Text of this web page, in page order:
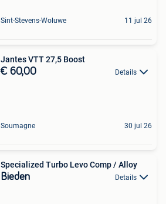
Sint-Stevens-Woluwe 11 jul 26
Jantes VTT 27,5 Boost
€ 60,00 Details
Soumagne 30 jul 26
Specialized Turbo Levo Comp / Alloy
Bieden Details